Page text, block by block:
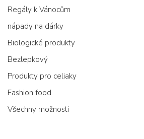
Regály k Vánocům
nápady na dárky
Biologické produkty
Bezlepkový
Produkty pro celiaky
Fashion food
Všechny možnosti